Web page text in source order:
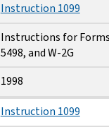
Instruction 1099
Instructions for Forms
5498, and W-2G
1998
Instruction 1099